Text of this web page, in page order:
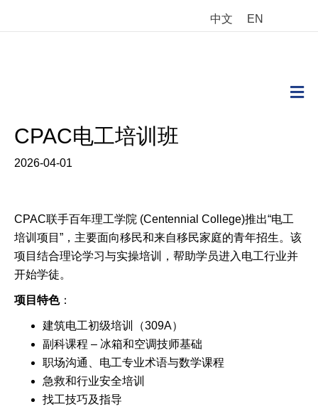
中文 EN
CPAC电工培训班
2026-04-01
CPAC联手百年理工学院 (Centennial College)推出“电工
培训项目”，主要面向移民和来自移民家庭的青年招生。该
项目结合理论学习与实操培训，帮助学员进入电工行业并
开始学徒。
项目特色：
建筑电工初级培训（309A）
副科课程 – 冰箱和空调技师基础
职场沟通、电工专业术语与数学课程
急救和行业安全培训
找工技巧及指导